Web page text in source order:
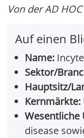
Von der AD
Auf einen
Name: Incyte
Sektor/
Hauptsitz/
Kernmärkte:
Wesentliche
disease